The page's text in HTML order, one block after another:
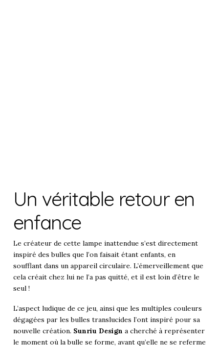
Un véritable retour en
enfance
Le créateur de cette lampe inattendue s’est directement
inspiré des bulles que l’on faisait étant enfants, en
soufflant dans un appareil circulaire. L’émerveillement que
cela créait chez lui ne l’a pas quitté, et il est loin d’être le
seul !
L’aspect ludique de ce jeu, ainsi que les multiples couleurs
dégagées par les bulles translucides l’ont inspiré pour sa
nouvelle création. Sunriu Design a cherché à représenter
le moment où la bulle se forme, avant qu’elle ne se referme